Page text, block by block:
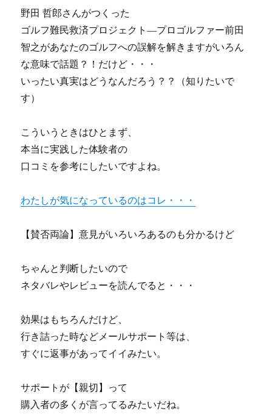
野田 哲郎さんがつくった
ゴルフ難民救済プロジェクト―プロゴルファー前田
智之があなたのゴルフへの誤解を解きますがいろん
な意味で話題？！だけど・・・
いったい真実はどうなんだろう？？（知りたいで
す）
こういうときはひとまず、
本当に実践した体験者の
口コミを参考にしたいですよね。
わたしが気になっているのはコレ・・・
【賛否両論】意見がいろいろあるのも分かるけど
ちゃんと判断したいので
ネタバレやレビューを読んでると・・・
効果はもちろんだけど、
行き詰った時などメールサポート等は、
すぐに返事があってイイみたい。
サポートが【親切】って
購入者の多くが言ってるみたいだね。